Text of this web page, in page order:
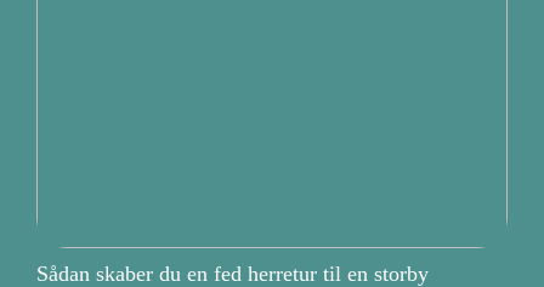
Sådan skaber du en fed herretur til en storby